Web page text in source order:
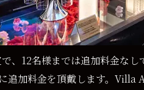
12名様までは追加料金なし
追加料金を頂戴します。Villa